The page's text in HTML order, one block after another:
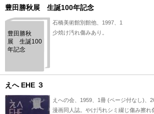
豊田勝秋展 生誕100年記念
豊田勝秋
展 生誕100
年記念
石橋美術館別館他、1997、1
少焼け汚れ傷みあり。
えへ EHE ３
えへの会、1959、1冊 (ページ付なし)、
漫画同人誌。やけ汚れシミ綴じ傷み擦れ